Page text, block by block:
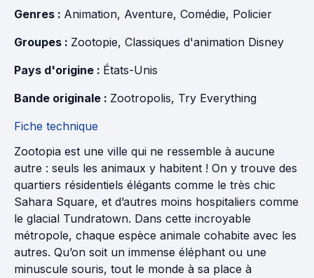
Genres : Animation, Aventure, Comédie, Policier
Groupes : Zootopie, Classiques d'animation Disney
Pays d'origine : États-Unis
Bande originale : Zootropolis, Try Everything
Fiche technique
Zootopia est une ville qui ne ressemble à aucune
autre : seuls les animaux y habitent ! On y trouve des
quartiers résidentiels élégants comme le très chic
Sahara Square, et d’autres moins hospitaliers comme
le glacial Tundratown. Dans cette incroyable
métropole, chaque espèce animale cohabite avec les
autres. Qu’on soit un immense éléphant ou une
minuscule souris, tout le monde à sa place à